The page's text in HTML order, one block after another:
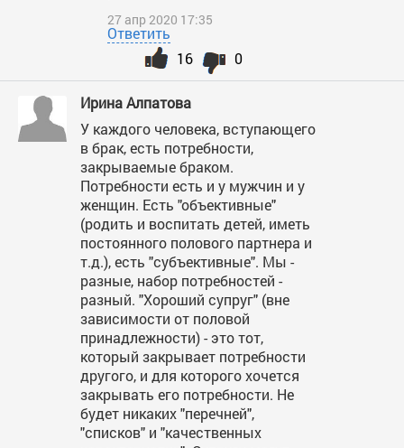
27 апр 2020 17:35
Ответить
0
16
Ирина Алпатова
У каждого человека, вступающего
в брак, есть потребности,
закрываемые браком.
Потребности есть и у мужчин и у
женщин. Есть "объективные"
(родить и воспитать детей, иметь
постоянного полового партнера и
т.д.), есть "субъективные". Мы -
разные, набор потребностей -
разный. "Хороший супруг" (вне
зависимости от половой
принадлежности) - это тот,
который закрывает потребности
другого, и для которого хочется
закрывать его потребности. Не
будет никаких "перечней",
"списков" и "качественных